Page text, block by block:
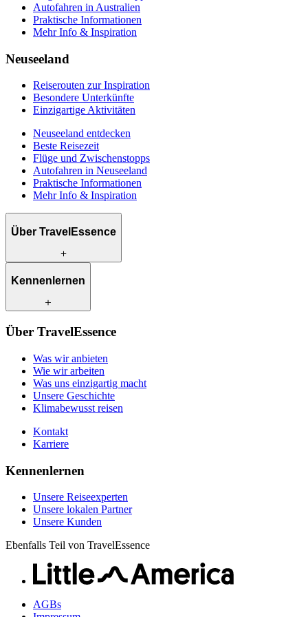
Autofahren in Australien
Praktische Informationen
Mehr Info & Inspiration
Neuseeland
Reiserouten zur Inspiration
Besondere Unterkünfte
Einzigartige Aktivitäten
Neuseeland entdecken
Beste Reisezeit
Flüge und Zwischenstopps
Autofahren in Neuseeland
Praktische Informationen
Mehr Info & Inspiration
Über TravelEssence
Was wir anbieten
Was uns einzigartig macht
Klimabewusst reisen
Kontakt
Karriere
Kennenlernen
Unsere Reiseexperten
Unsere Kunden
Über TravelEssence
Was wir anbieten
Wie wir arbeiten
Was uns einzigartig macht
Unsere Geschichte
Klimabewusst reisen
Kontakt
Karriere
Kennenlernen
Unsere Reiseexperten
Unsere lokalen Partner
Unsere Kunden
Ebenfalls Teil von TravelEssence
AGBs